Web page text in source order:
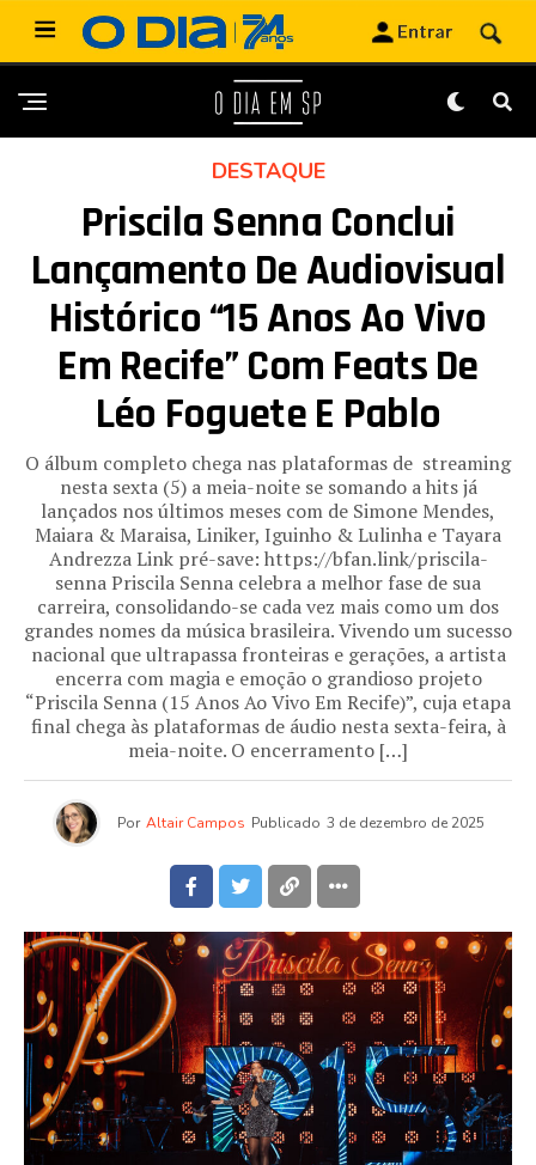
DESTAQUE
Priscila Senna Conclui
Lançamento De Audiovisual
Histórico “15 Anos Ao Vivo
Em Recife” Com Feats De
Léo Foguete E Pablo
O álbum completo chega nas plataformas de streaming
nesta sexta (5) a meia-noite se somando a hits já
lançados nos últimos meses com de Simone Mendes,
Maiara & Maraisa, Liniker, Iguinho & Lulinha e Tayara
Andrezza Link pré-save: https://bfan.link/priscila-
senna Priscila Senna celebra a melhor fase de sua
carreira, consolidando-se cada vez mais como um dos
grandes nomes da música brasileira. Vivendo um sucesso
nacional que ultrapassa fronteiras e gerações, a artista
encerra com magia e emoção o grandioso projeto
“Priscila Senna (15 Anos Ao Vivo Em Recife)”, cuja etapa
final chega às plataformas de áudio nesta sexta-feira, à
meia-noite. O encerramento […]
Por Altair Campos Publicado 3 de dezembro de 2025